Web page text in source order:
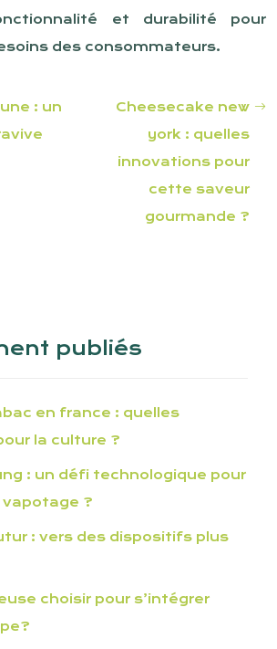
et durabilité pour
des consommateurs.
: un
Cheesecake new
york : quelles
innovations pour
cette saveur
gourmande ?
publiés
en france : quelles
la culture ?
: un défi technologique pour
vapotage ?
: vers des dispositifs plus
choisir pour s’intégrer